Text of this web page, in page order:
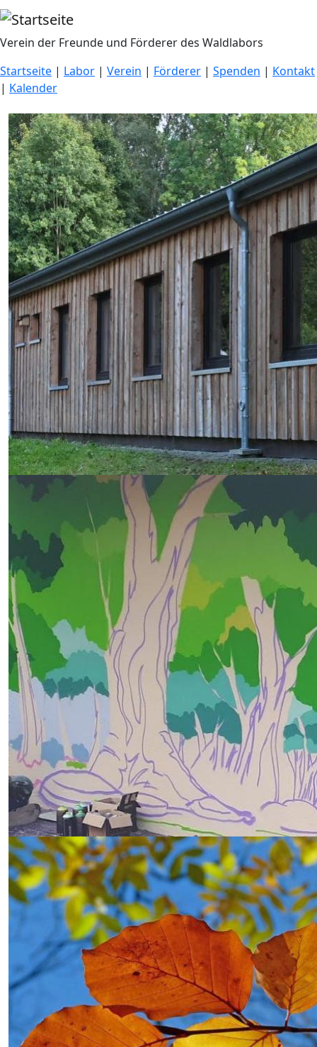
Direkt zum Inhalt
Verein der Freunde und Förderer des Waldlabors
Startseite | Labor | Verein | Förderer | Spenden | Kontakt
| Kalender